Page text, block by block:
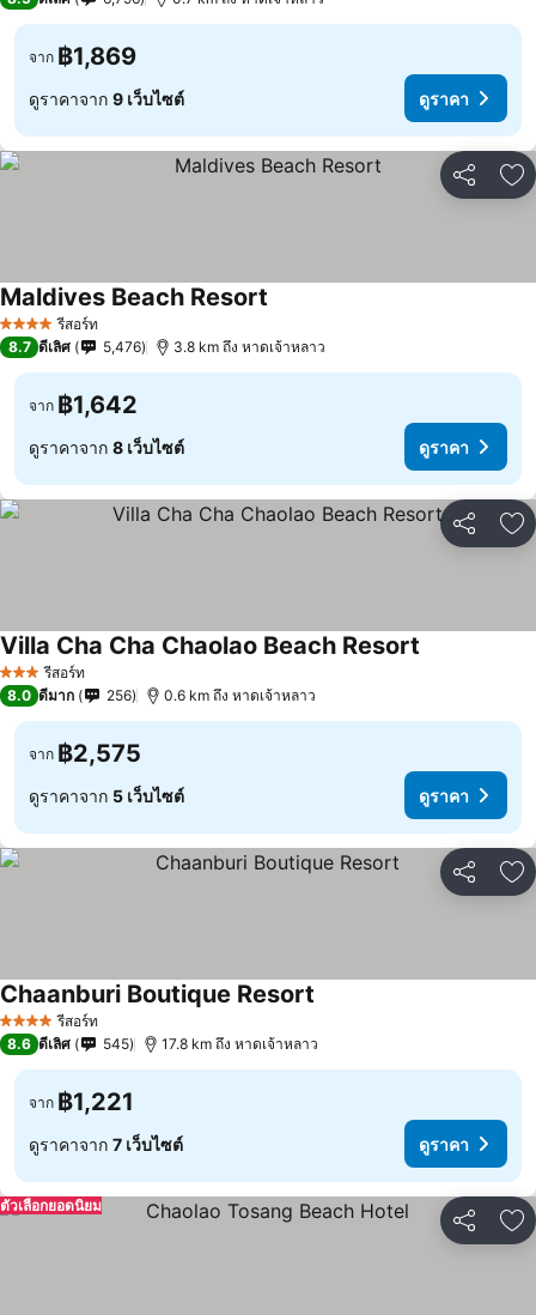
จาก ฿1,869
ดูราคาจาก 9 เว็บไซต์ ดูราคา
แชร์ เ
4 ดาว รีสอร์ท
Maldives Beach Resort
8.7 ดีเลิศ 5,476 3.8 km ถึง หาดเจ้าหลาว
จาก ฿1,642
ดูราคาจาก 8 เว็บไซต์ ดูราคา
แชร์ เ
3 ดาว รีสอร์ท
Villa Cha Cha Chaolao Beach Resort
8.0 ดีมาก 256 0.6 km ถึง หาดเจ้าหลาว
จาก ฿2,575
ดูราคาจาก 5 เว็บไซต์ ดูราคา
แชร์ เ
4 ดาว รีสอร์ท
Chaanburi Boutique Resort
8.6 ดีเลิศ 545 17.8 km ถึง หาดเจ้าหลาว
จาก ฿1,221
ดูราคาจาก 7 เว็บไซต์ ดูราคา
แชร์ เ
ตัวเลือกยอดนิยม